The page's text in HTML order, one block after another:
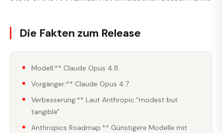
Die Fakten zum Release
Modell:** Claude Opus 4.8
Vorgänger:** Claude Opus 4.7
Verbesserung:** Laut Anthropic "modest but
tangible"
Anthropics Roadmap:** Günstigere Modelle mit